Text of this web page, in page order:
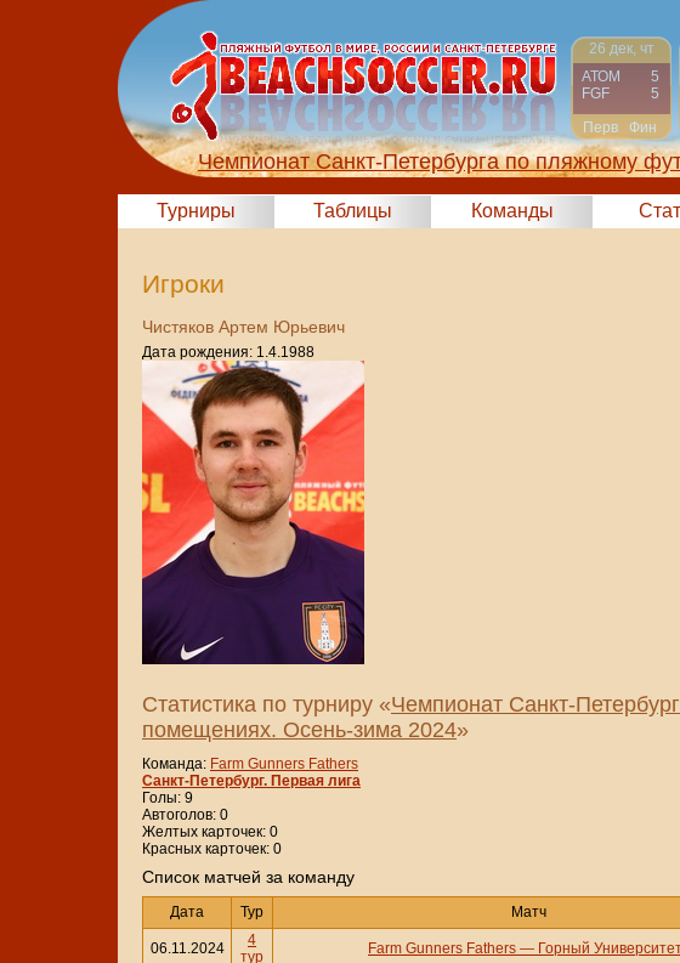
26 дек, чт
АТОМ
5
FGF
5
Перв
Фин
Чемпионат Санкт-Петербурга по пляжному
Турниры Таблицы Команды
Игроки
Чистяков Артем Юрьевич
Дата рождения: 1.4.1988
Статистика по турниру «Чемпионат Санкт-
помещениях. Осень-зима 2024»
Команда: Farm Gunners Fathers
Санкт-Петербург. Первая лига
Голы: 9
Автоголов: 0
Желтых карточек: 0
Красных карточек: 0
Cписок матчей за команду
Дата Тур Матч
06.11.2024
4
тур
Farm Gunners Fathers — Горный